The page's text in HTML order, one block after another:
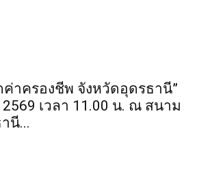
ค่าครองชีพ จังหวัดอุดรธานี”
เวลา 11.00 น. ณ สนาม
นี...